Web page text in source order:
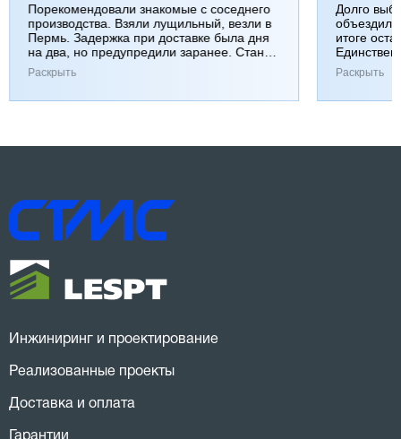
Порекомендовали знакомые с соседнего
производства. Взяли лущильный, везли в
Пермь. Задержка при доставке была дня
на два, но предупредили заранее. Станок
работает хорошо, к качеству вопросов нет.
Раскрыть
Долго
итоге
Раскрыть
Инжиниринг и проектирование
Реализованные проекты
Доставка и оплата
Гарантии